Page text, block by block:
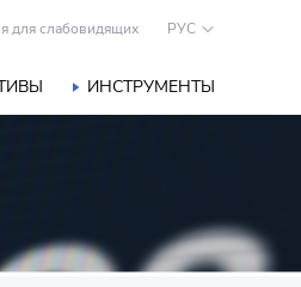
для слабовидящих РУС
ИНСТРУМЕНТЫ